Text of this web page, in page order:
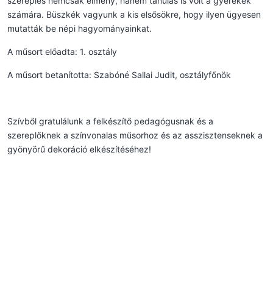
számára. Büszkék vagyunk a kis elsősökre, hogy ilyen ügyesen
mutatták be népi hagyományainkat.
A műsort előadta: 1. osztály
A műsort betanította: Szabóné Sallai Judit, osztályfőnök
Szívből gratulálunk a felkészítő pedagógusnak és a
szereplőknek a színvonalas műsorhoz és az asszisztenseknek a
gyönyörű dekoráció elkészítéséhez!